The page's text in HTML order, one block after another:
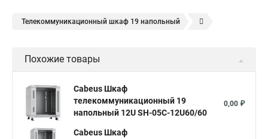
Телекоммуникационный шкаф 19 напольный
Шкаф настенный 19
Похожие товары
Cabeus Шкаф
телекоммуникационный 19
напольный 12U SH-05C-12U60/60
0,00 ₽
Cabeus Шкаф